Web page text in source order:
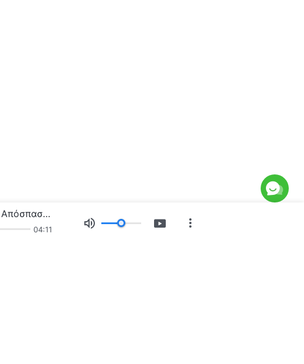
Καθημερινά λόγια του Θεού: Γνωρίζοντας τον Θεό | Απόσπασμα 133
04:11